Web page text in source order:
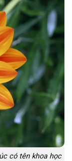
có tên khoa học